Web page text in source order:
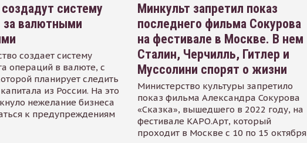
систему
за валютными
создает систему
операций в валюте, с
планирует следить
из России. На это
нежелание бизнеса
к предупреждениям
Минкульт запретил показ
последнего фильма Сокурова
на фестивале в Москве. В нем
Сталин, Черчилль, Гитлер и
Муссолини спорят о жизни
Министерство культуры запретило
показ фильма Александра Сокурова
«Сказка», вышедшего в 2022 году, на
фестивале КАРО.Арт, который
проходит в Москве с 10 по 15 октября